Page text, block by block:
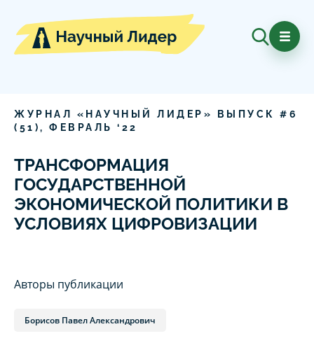
ЖУРНАЛ «НАУЧНЫЙ ЛИДЕР» ВЫПУСК # 6
( 51 ), ФЕВРАЛЬ ‘ 22
ТРАНСФОРМАЦИЯ
ГОСУДАРСТВЕННОЙ
ЭКОНОМИЧЕСКОЙ ПОЛИТИКИ В
УСЛОВИЯХ ЦИФРОВИЗАЦИИ
Авторы публикации
Борисов Павел Александрович